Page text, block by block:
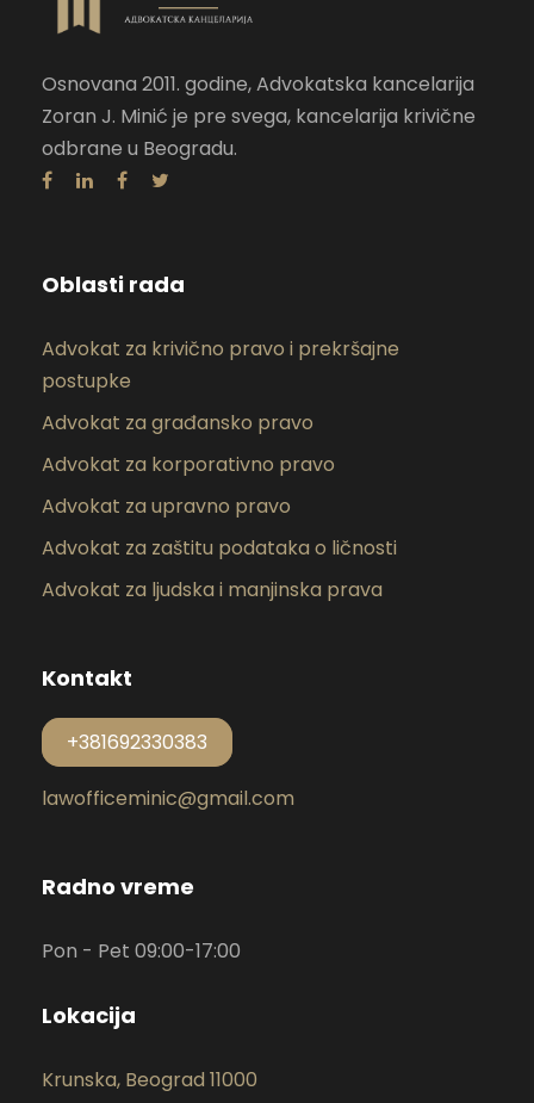
Osnovana 2011. godine, Advokatska kancelarija
Zoran J. Minić je pre svega, kancelarija krivične
odbrane u Beogradu.
Oblasti rada
Advokat za krivično pravo i prekršajne
postupke
Advokat za građansko pravo
Advokat za korporativno pravo
Advokat za upravno pravo
Advokat za zaštitu podataka o ličnosti
Advokat za ljudska i manjinska prava
Kontakt
+381692330383
lawofficeminic@gmail.com
Radno vreme
Pon - Pet 09:00-17:00
Lokacija
Krunska, Beograd 11000